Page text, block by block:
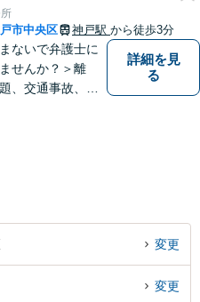
市中央区 神戸駅 から徒歩3分
ないで弁護士に
せんか？＞離
、交通事故、刑
詳細を見
る
変更
変更